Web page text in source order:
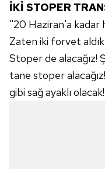
İKİ STOPER
"20 Haziran'a kadar
Zaten iki forvet
Stoper de alacağız!
tane stoper
gibi sağ ayaklı olacak!